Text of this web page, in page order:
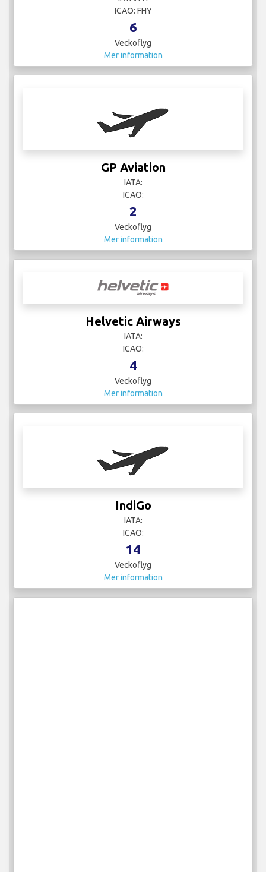
ICAO: FHY
6
Veckoflyg
Mer information
GP Aviation
IATA:
ICAO:
2
Veckoflyg
Mer information
Helvetic Airways
IATA:
ICAO:
4
Veckoflyg
Mer information
IndiGo
IATA:
ICAO:
14
Veckoflyg
Mer information